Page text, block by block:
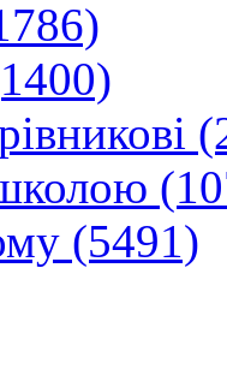
(5491)